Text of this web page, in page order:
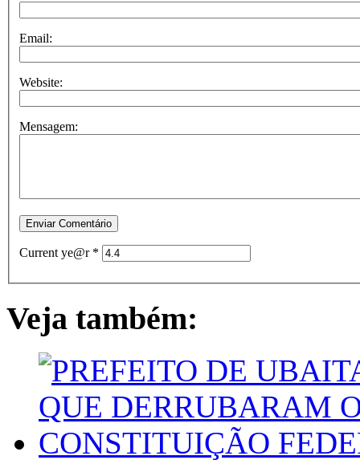
Email:
Website:
Mensagem:
Current ye@r *
Veja também: